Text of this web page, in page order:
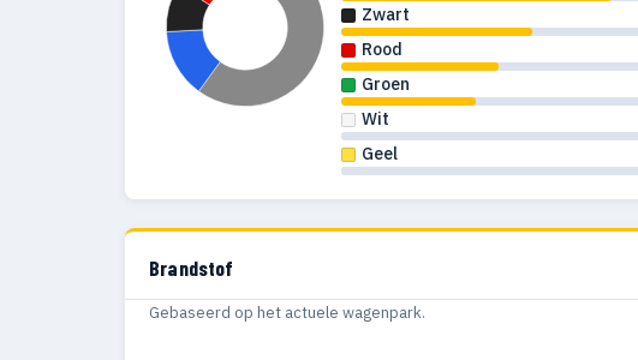
Zwart
Rood
Groen
Wit
Geel
Brandstof
Gebaseerd op het actuele wagenpark.